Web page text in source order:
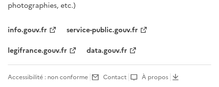
photographies, etc.)
info.gouv.fr
service-public.gouv.fr
legifrance.gouv.fr
data.gouv.fr
Accessibilité : non conforme Contact À propos